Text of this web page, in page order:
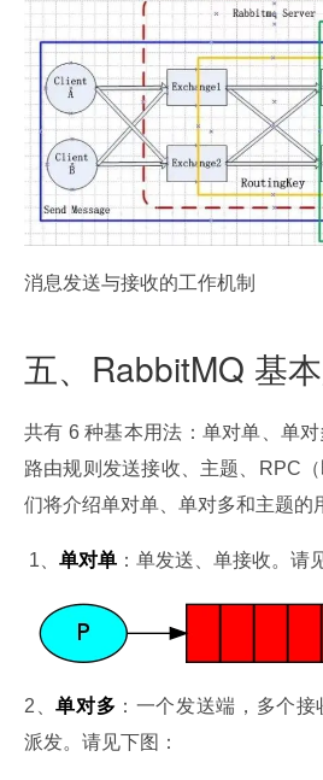
消息发送与接收的工作机制
五、RabbitMQ 基
共有 6 种基本用法：单对单、单
路由规则发送接收、主题、RPC
们将介绍单对单、单对多和主题的
1、 单对单 ：单发送、单接收。请
2、单对多 ：一个发送端，多个
派发。请见下图：